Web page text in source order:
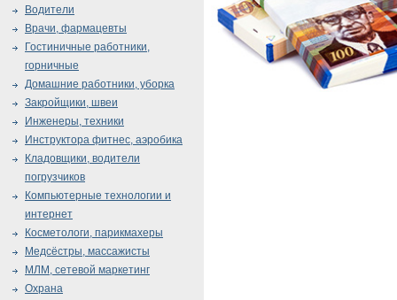
Водители
Врачи, фармацевты
Гостиничные работники,
горничные
Домашние работники, уборка
Закройщики, швеи
Инженеры, техники
Инструктора фитнес, аэробика
Кладовщики, водители
погрузчиков
Компьютерные технологии и
интернет
Косметологи, парикмахеры
Медсёстры, массажисты
МЛМ, сетевой маркетинг
Охрана